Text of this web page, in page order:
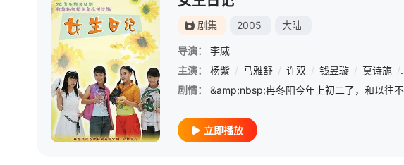
剧集 2005 大陆
导演：
李威
主演：
杨紫 / 马雅舒 / 许双 / 钱昱璇 / 莫诗旎 /
剧情：
立即播放